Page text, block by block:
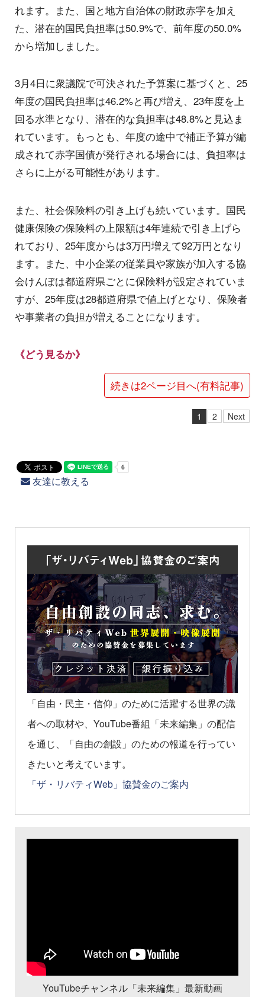
れます。また、国と地方自治体の財政赤字を加え
た、潜在的国民負担率は50.9%で、前年度の50.0%
から増加しました。
3月4日に衆議院で可決された予算案に基づくと、25
年度の国民負担率は46.2%と再び増え、23年度を上
回る水準となり、潜在的な負担率は48.8%と見込ま
れています。もっとも、年度の途中で補正予算が編
成されて赤字国債が発行される場合には、負担率は
さらに上がる可能性があります。
また、社会保険料の引き上げも続いています。国民
健康保険の保険料の上限額は4年連続で引き上げら
れており、25年度からは3万円増えて92万円となり
ます。また、中小企業の従業員や家族が加入する協
会けんぽは都道府県ごとに保険料が設定されていま
すが、25年度は28都道府県で値上げとなり、保険者
や事業者の負担が増えることになります。
《どう見るか》
続きは2ページ目へ(有料記事)
1 2 Next
友達に教える
「自由・民主・信仰」のために活躍する世界の識
者への取材や、YouTube番組「未来編集」の配信
を通じ、「自由の創設」のための報道を行ってい
きたいと考えています。
「ザ・リバティWeb」協賛金のご案内
YouTubeチャンネル「未来編集」最新動画